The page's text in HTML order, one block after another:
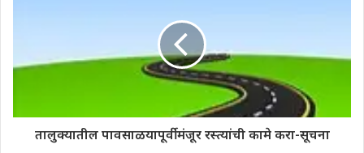
तालुक्यातील पावसाळयापूर्वी मंजूर रस्त्यांची कामे करा-सूचना